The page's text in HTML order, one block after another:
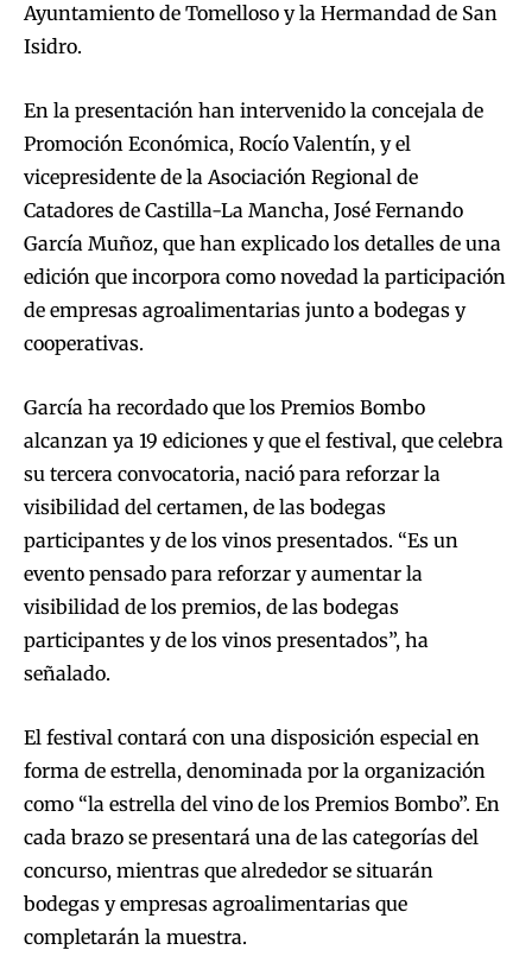
Ayuntamiento de Tomelloso y la Hermandad de San
Isidro.
En la presentación han intervenido la concejala de
Promoción Económica, Rocío Valentín, y el
vicepresidente de la Asociación Regional de
Catadores de Castilla-La Mancha, José Fernando
García Muñoz, que han explicado los detalles de una
edición que incorpora como novedad la participación
de empresas agroalimentarias junto a bodegas y
cooperativas.
García ha recordado que los Premios Bombo
alcanzan ya 19 ediciones y que el festival, que celebra
su tercera convocatoria, nació para reforzar la
visibilidad del certamen, de las bodegas
participantes y de los vinos presentados. “Es un
evento pensado para reforzar y aumentar la
visibilidad de los premios, de las bodegas
participantes y de los vinos presentados”, ha
señalado.
El festival contará con una disposición especial en
forma de estrella, denominada por la organización
como “la estrella del vino de los Premios Bombo”. En
cada brazo se presentará una de las categorías del
concurso, mientras que alrededor se situarán
bodegas y empresas agroalimentarias que
completarán la muestra.